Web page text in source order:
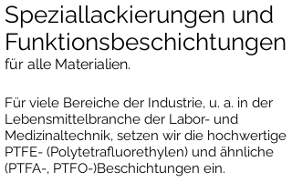
Speziallackierungen und
Funktionsbeschichtungen
für alle Materialien.
Für viele Bereiche der Industrie, u. a. in der
Lebensmittelbranche der Labor- und
Medizinaltechnik, setzen wir die hochwertige
PTFE- (Polytetrafluorethylen) und ähnliche
(PTFA-, PTFO-)Beschichtungen ein.